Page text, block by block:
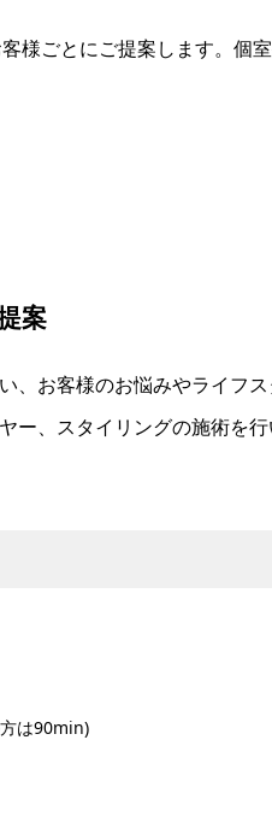
様ごとにご提案します。個
案
、お客様のお悩みやライフ
ー、スタイリングの施術を
は90min)